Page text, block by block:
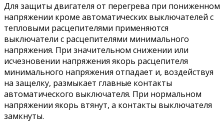
Для защиты двигателя от перегрева при пониженном
напряжении кроме автоматических выключателей с
тепловыми расцепителями применяются
выключатели с расцепителями минимального
напряжения. При значительном снижении или
исчезновении напряжения якорь расцепителя
минимального напряжения отпадает и, воздействуя
на защелку, размыкает главные контакты
автоматического выключателя. При нормальном
напряжении якорь втянут, а контакты выключателя
замкнуты.